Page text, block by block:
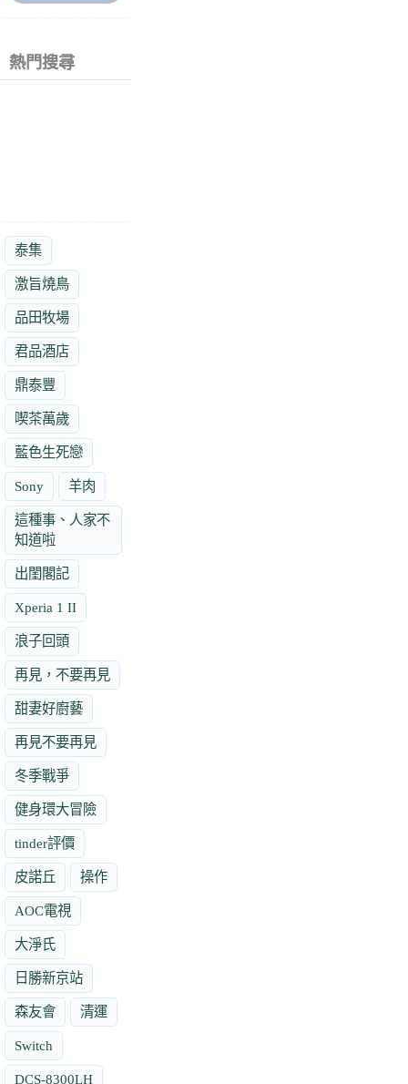
熱門搜尋
泰集
激旨燒鳥
品田牧場
君品酒店
鼎泰豐
喫茶萬歲
藍色生死戀
Sony 羊肉
這種事、人家不
知道啦
出閨閣記
Xperia 1 II
浪子回頭
再見，不要再見
甜妻好廚藝
再見不要再見
冬季戰爭
健身環大冒險
tinder評價
皮諾丘 操作
AOC電視
大淨氏
日勝新京站
森友會 清運
Switch
DCS-8300LH